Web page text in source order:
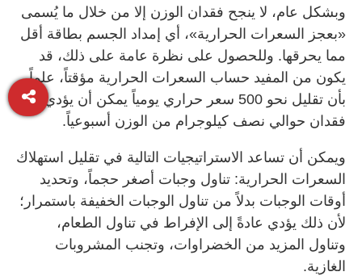
وبشكل عام، لا ينجح فقدان الوزن إلا من خلال ما يُسمى
«بعجز السعرات الحرارية»، أي إمداد الجسم بطاقة أقل
مما يحرقها. وللحصول على نظرة عامة على ذلك، قد
يكون من المفيد حساب السعرات الحرارية مؤقتاً، علماً
بأن تقليل نحو 500 سعر حراري يومياً يمكن أن يؤدي إلى
فقدان حوالي نصف كيلوجرام من الوزن أسبوعياً.
ويمكن أن تساعد الاستراتيجيات التالية في تقليل استهلاك
السعرات الحرارية: تناول وجبات أصغر حجماً، وتحديد
أوقات الوجبات بدلاً من تناول الوجبات الخفيفة باستمرار؛
لأن ذلك يؤدي عادةً إلى الإفراط في تناول الطعام،
وتناول المزيد من الخضراوات، وتجنب المشروبات
الغازية.